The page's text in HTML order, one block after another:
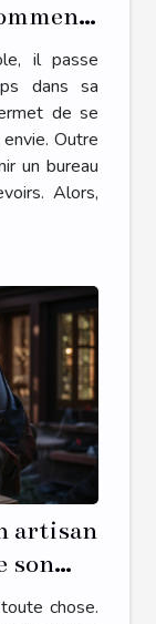
il passe
dans sa
de se
Outre
un bureau
Alors,
artisan
son
chose.